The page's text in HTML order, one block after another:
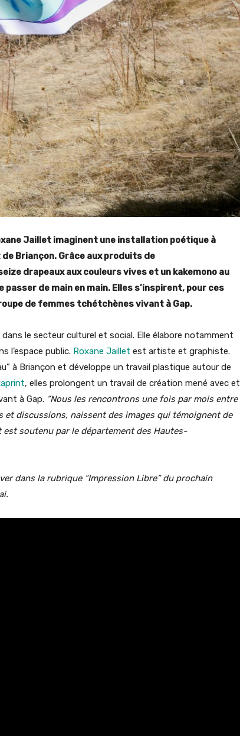
Jaillet imaginent une installation poétique à
Briançon. Grâce aux produits de
drapeaux aux couleurs vives et un kakemono au
de main en main. Elles s’inspirent, pour ces
de femmes tchétchènes vivant à Gap.
le secteur culturel et social. Elle élabore notamment
l’espace public. Roxane Jaillet est artiste et graphiste.
à Briançon et développe un travail plastique autour de
, elles prolongent un travail de création mené avec et
à Gap. “Nous les rencontrons une fois par mois entre
et discussions, naissent des images qui témoignent de
soutenu par le département des Hautes-
dans la rubrique “Impression Libre” du prochain